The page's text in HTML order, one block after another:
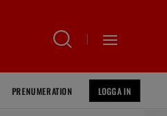
PRENUMERATION LOGGA IN